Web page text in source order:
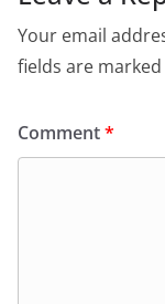
Your email
fields are marked
Comment*